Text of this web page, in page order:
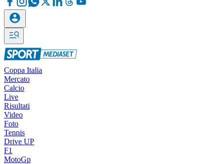
Coppa Italia
Mercato
Calcio
Live
Risultati
Video
Foto
Tennis
Drive UP
F1
MotoGp